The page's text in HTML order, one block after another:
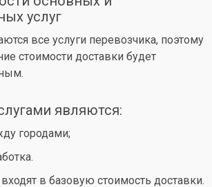
услуг
все услуги перевозчика, поэтому
стоимости доставки будет
являются:
городами;
в базовую стоимость доставки.